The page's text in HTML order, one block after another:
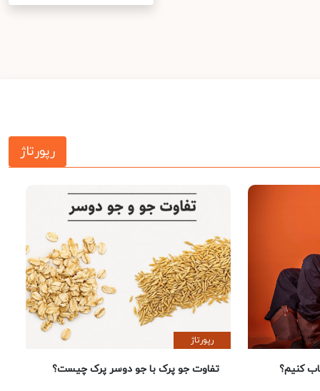
رپورتاژ
کنیم؟
رپورتاژ
تفاوت جو پرک با جو دوسر پرک چیست؟